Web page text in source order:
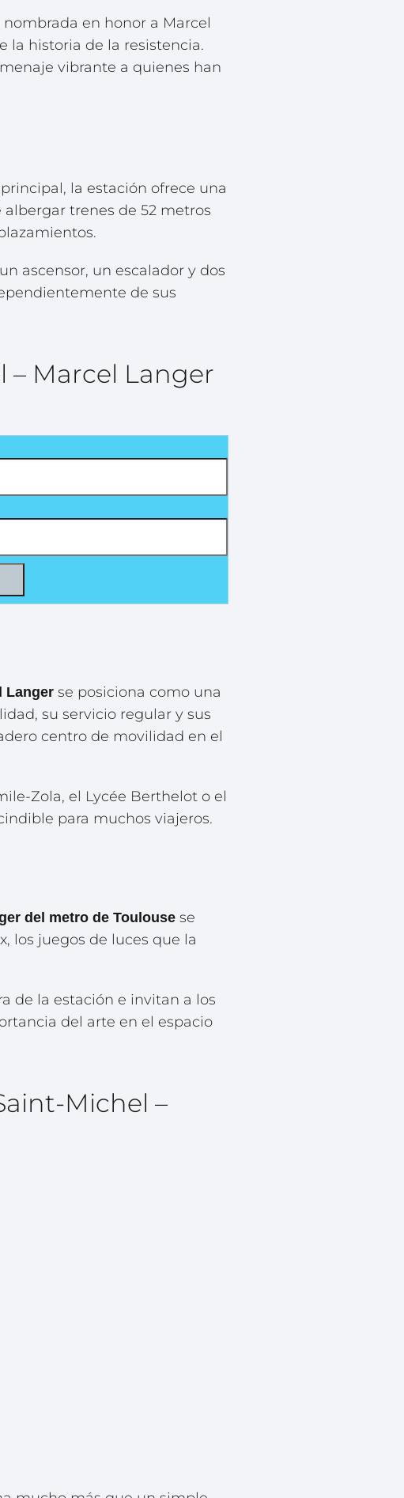
en honor a Marcel
la historia de la resistencia.
vibrante a quienes han
la estación ofrece una
trenes de 52 metros
ascensor, un escalador y dos
de sus
– Marcel Langer
Langer se posiciona como una
su servicio regular y sus
centro de movilidad en el
Zola, el Lycée Berthelot o el
para muchos viajeros.
del metro de Toulouse se
los juegos de luces que la
de la estación e invitan a los
del arte en el espacio
Michel –